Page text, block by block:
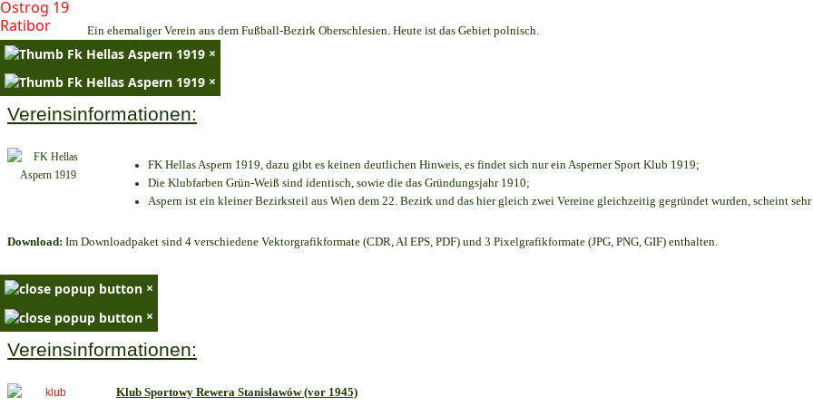
Ein ehemaliger Verein aus dem Fußball-Bezirk Oberschlesien. Heute ist das Gebiet polnisch.
×
×
Vereinsinformationen:
FK Hellas Aspern 1919, dazu gibt es keinen deutlichen Hinweis, es findet sich nur ein Asperner Sport Klub 1919;
Die Klubfarben Grün-Weiß sind identisch, sowie die das Gründungsjahr 1910;
Aspern ist ein kleiner Bezirksteil aus Wien dem 22. Bezirk und das hier gleich zwei Vereine gleichzeitig gegründet wurden, scheint
Download: Im Downloadpaket sind 4 verschiedene Vektorgrafikformate (CDR, AI EPS, PDF) und 3 Pixelgrafikformate (JPG, PNG, GIF) enthalten.
×
×
Vereinsinformationen:
Klub Sportowy Rewera Stanisławów (vor 1945)